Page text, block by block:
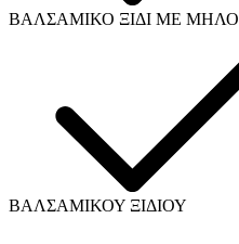
ΒΑΛΣΑΜΙΚΟ ΞΙΔΙ ΜΕ ΜΗΛΟ
ΒΑΛΣΑΜΙΚΟΥ ΞΙΔΙΟΥ